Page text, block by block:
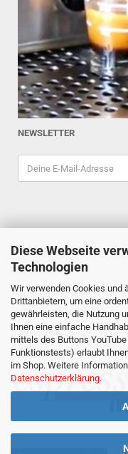
Diese Webseite
Technologien
Wir verwenden Cookies und
Drittanbietern, um eine
gewährleisten, die Nutzung
Ihnen eine einfache
mittels des Buttons
Funktionstests) erlaubt
im Shop. Weitere
Datenschutzerklärung.
NEWSLETTER
ESPRESSOINDEX
Reiner Schiefler
Tel. 0201/87898333
espressoindex @gmx.de
Mathildenstr. 29
45130 Essen